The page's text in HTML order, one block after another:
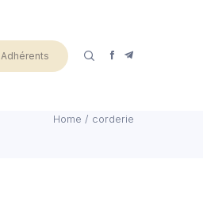
Adhérents
Home / corderie